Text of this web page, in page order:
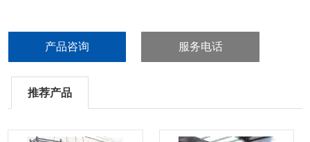
产品咨询 服务电话
推荐产品